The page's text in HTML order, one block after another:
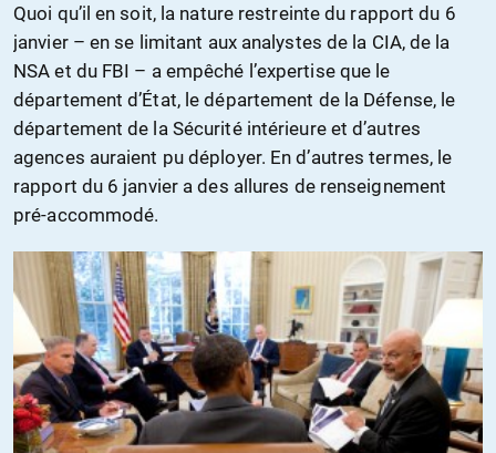
Quoi qu’il en soit, la nature restreinte du rapport du 6
janvier – en se limitant aux analystes de la CIA, de la
NSA et du FBI – a empêché l’expertise que le
département d’État, le département de la Défense, le
département de la Sécurité intérieure et d’autres
agences auraient pu déployer. En d’autres termes, le
rapport du 6 janvier a des allures de renseignement
pré-accommodé.